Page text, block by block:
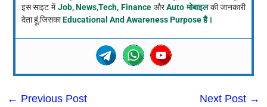
इस साइट मेंJob, News,Tech, Finance औरAuto मोबाइलकी जानकारी
देता हूं,जिसकाEducational And Awareness Purpose है।
← Previous Post Next Post →